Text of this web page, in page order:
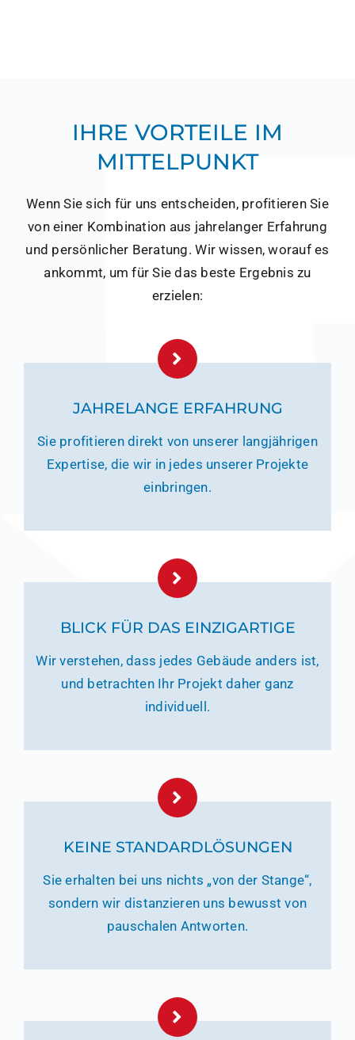
IHRE VORTEILE IM
MITTELPUNKT
Wenn Sie sich für uns entscheiden, profitieren Sie
von einer Kombination aus jahrelanger Erfahrung
und persönlicher Beratung. Wir wissen, worauf es
ankommt, um für Sie das beste Ergebnis zu
erzielen:
JAHRELANGE ERFAHRUNG
Sie profitieren direkt von unserer langjährigen
Expertise, die wir in jedes unserer Projekte
einbringen.
BLICK FÜR DAS EINZIGARTIGE
Wir verstehen, dass jedes Gebäude anders ist,
und betrachten Ihr Projekt daher ganz
individuell.
KEINE STANDARDLÖSUNGEN
Sie erhalten bei uns nichts „von der Stange“,
sondern wir distanzieren uns bewusst von
pauschalen Antworten.